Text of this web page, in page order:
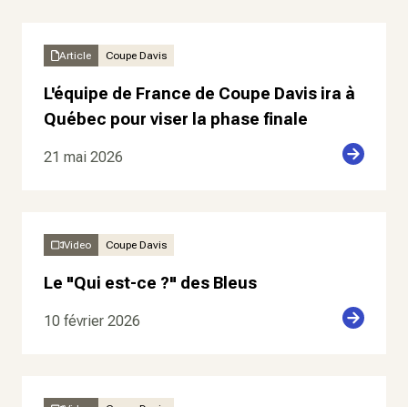
Article Coupe Davis
L'équipe de France de Coupe Davis ira à
Québec pour viser la phase finale
21 mai 2026
Video Coupe Davis
Le "Qui est-ce ?" des Bleus
10 février 2026